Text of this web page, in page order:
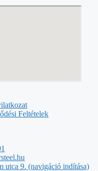
Feltételek
utca 9. (navigáció indítása)